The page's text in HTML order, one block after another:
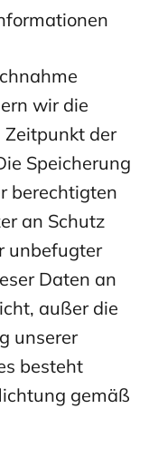
wir die
Zeitpunkt der
Speicherung
berechtigten
an Schutz
unbefugter
Daten an
außer die
unserer
besteht
gemäß